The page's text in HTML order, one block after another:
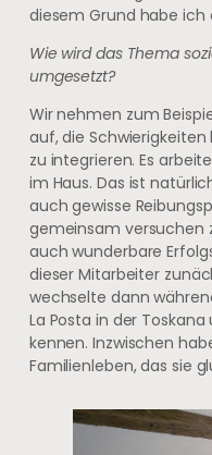
diesem Grund habe
Wie wird das Thema
umgesetzt?
Wir nehmen zum
auf, die
zu integrieren. Es
im Haus. Das ist
auch gewisse
gemeinsam versuchen
auch wunderbare
dieser Mitarbeiter
wechselte dann
La Posta in der
kennen. Inzwischen
Familienleben, das sie